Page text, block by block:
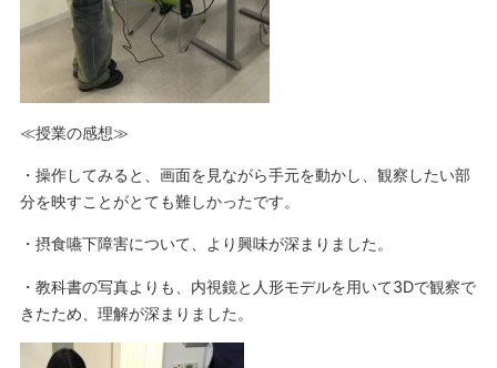
≪授業の感想≫
・操作してみると、画面を見ながら手元を動かし、観察したい部
分を映すことがとても難しかったです。
・摂食嚥下障害について、より興味が深まりました。
・教科書の写真よりも、内視鏡と人形モデルを用いて3Dで観察で
きたため、理解が深まりました。